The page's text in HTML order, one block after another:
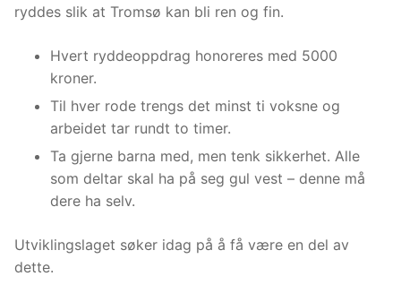
ryddes slik at Tromsø kan bli ren og fin.
Hvert ryddeoppdrag honoreres med 5000
kroner.
Til hver rode trengs det minst ti voksne og
arbeidet tar rundt to timer.
Ta gjerne barna med, men tenk sikkerhet. Alle
som deltar skal ha på seg gul vest – denne må
dere ha selv.
Utviklingslaget søker idag på å få være en del av
dette.